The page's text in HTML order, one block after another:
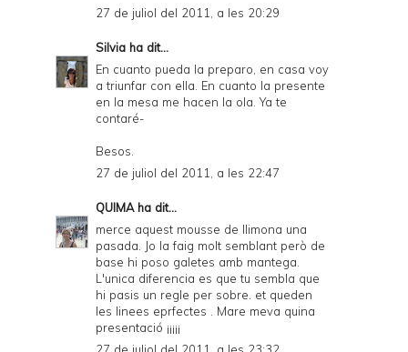
27 de juliol del 2011, a les 20:29
Silvia ha dit...
En cuanto pueda la preparo, en casa voy
a triunfar con ella. En cuanto la presente
en la mesa me hacen la ola. Ya te
contaré-
Besos.
27 de juliol del 2011, a les 22:47
QUIMAha dit...
merce aquest mousse de llimona una
pasada. Jo la faig molt semblant però de
base hi poso galetes amb mantega.
L'unica diferencia es que tu sembla que
hi pasis un regle per sobre. et queden
les linees eprfectes . Mare meva quina
presentació ¡¡¡¡¡